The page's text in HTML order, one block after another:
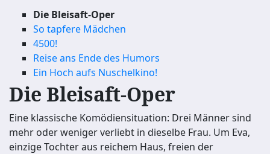
Die Bleisaft-Oper
So tapfere Mädchen
4500!
Reise ans Ende des Humors
Ein Hoch aufs Nuschelkino!
Die Bleisaft-Oper
Eine klassische Komödiensituation: Drei Männer sind
mehr oder weniger verliebt in dieselbe Frau. Um Eva,
einzige Tochter aus reichem Haus, freien der